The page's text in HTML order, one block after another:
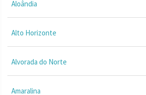
Aloândia
Alto Horizonte
Alvorada do Norte
Amaralina